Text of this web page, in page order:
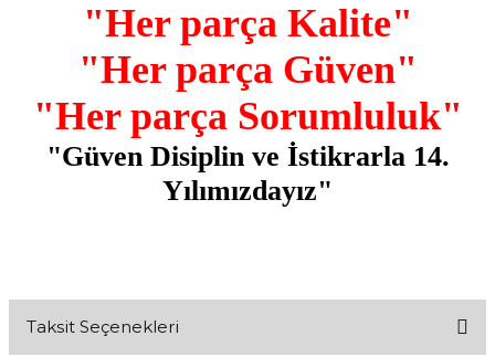
"Her parça Kalite"
"Her parça Güven"
"Her parça Sorumluluk"
"Güven Disiplin ve İstikrarla 14.
Yılımızdayız"
Taksit Seçenekleri